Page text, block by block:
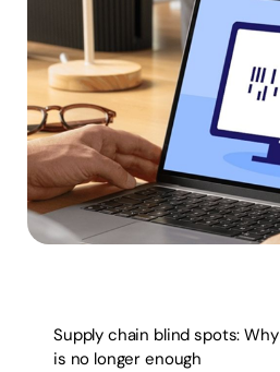
Supply chain blind spots:
is no longer enough